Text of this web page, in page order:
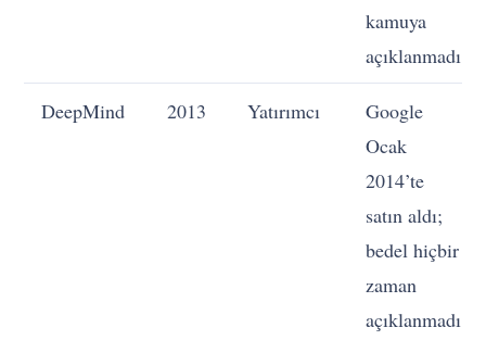
kamuya
açıklanmadı
DeepMind 2013 Yatırımcı
Google
Ocak
2014’te
satın aldı;
bedel hiçbir
zaman
açıklanmadı